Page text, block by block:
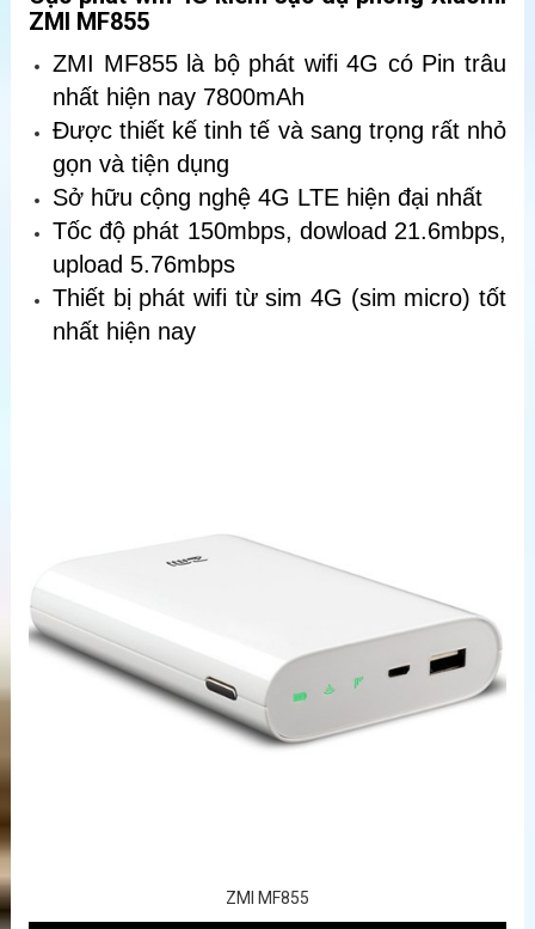
ZMI MF855
ZMI MF855 là bộ phát wifi 4G có Pin trâu
nhất hiện nay 7800mAh
Được thiết kế tinh tế và sang trọng rất nhỏ
gọn và tiện dụng
Sở hữu cộng nghệ 4G LTE hiện đại nhất
Tốc độ phát 150mbps, dowload 21.6mbps,
upload 5.76mbps
Thiết bị phát wifi từ sim 4G (sim micro) tốt
nhất hiện nay
ZMI MF855